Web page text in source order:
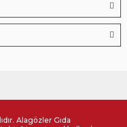
Alagözler Gıda